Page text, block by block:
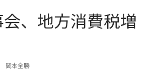
、地方消費税増
岡本全勝